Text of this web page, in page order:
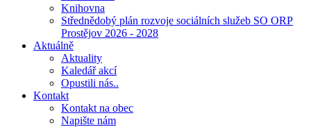
Knihovna
Střednědobý plán rozvoje sociálních služeb SO ORP
Prostějov 2026 - 2028
Aktuálně
Aktuality
Kaledář akcí
Opustili nás..
Kontakt
Kontakt na obec
Napište nám